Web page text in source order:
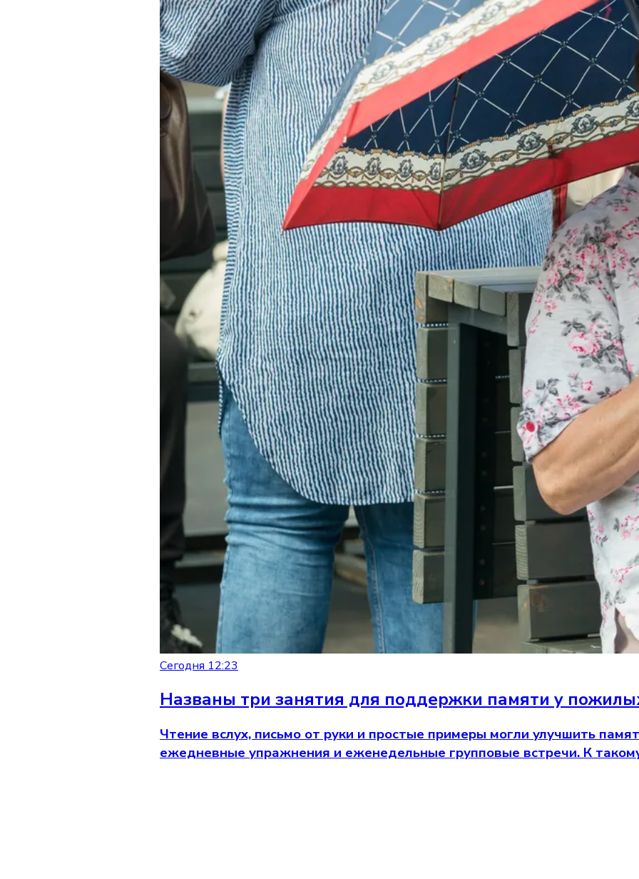
НГУ разработает панель для подбора
антидепрессантов по 20 маркерам
Сегодня 11:25
Ставшую курьером мошенников
жительницу Самарской области будут
судить в Тольятти
Сегодня 11:23
Под Сызранью пострадавшего в ДТП
вырезали из перевернувшегося
ВАЗ-2114
Сегодня 12:23
Названы три занятия для поддержки памяти у
Чтение вслух, письмо от руки и простые примеры могли улучшить
ежедневные упражнения и еженедельные групповые встречи. К